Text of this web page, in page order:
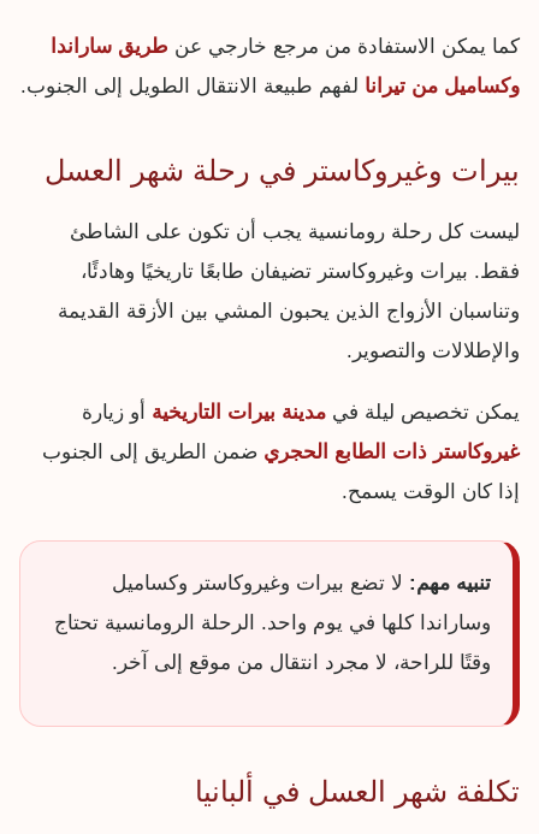
كما يمكن الاستفادة من مرجع خارجي عن طريق ساراندا
وكساميل من تيرانا لفهم طبيعة الانتقال الطويل إلى الجنوب.
بيرات وغيروكاستر في رحلة شهر العسل
ليست كل رحلة رومانسية يجب أن تكون على الشاطئ
فقط. بيرات وغيروكاستر تضيفان طابعًا تاريخيًا وهادئًا،
وتناسبان الأزواج الذين يحبون المشي بين الأزقة القديمة
والإطلالات والتصوير.
يمكن تخصيص ليلة في مدينة بيرات التاريخية أو زيارة
غيروكاستر ذات الطابع الحجري ضمن الطريق إلى الجنوب
إذا كان الوقت يسمح.
تنبيه مهم: لا تضع بيرات وغيروكاستر وكساميل
وساراندا كلها في يوم واحد. الرحلة الرومانسية تحتاج
وقتًا للراحة، لا مجرد انتقال من موقع إلى آخر.
تكلفة شهر العسل في ألبانيا